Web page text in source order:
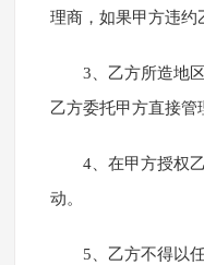
理商，如果甲方违约
3、乙方所造地
乙方委托甲方直接管
4、在甲方授权
动。
5、乙方不得以